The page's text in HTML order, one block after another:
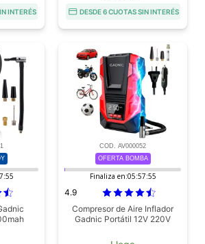
INTERÉS DESDE 6 CUOTAS SIN INTERÉS
COD. AV000052
OFERTA BOMBA
Finaliza en:05:57:53
4.9
Compresor de Aire Inflador
Gadnic Portátil 12V 220V